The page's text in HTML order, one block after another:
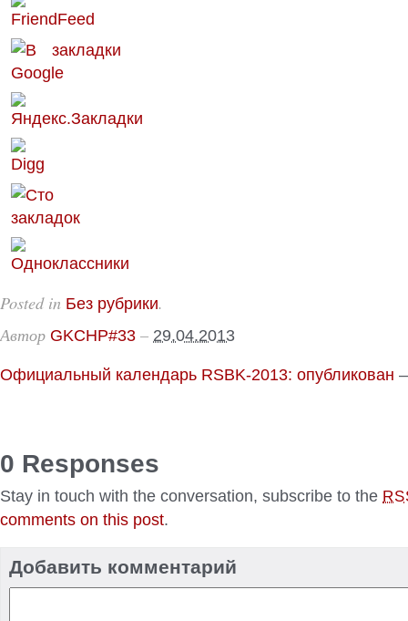
Posted in Без рубрики.
Автор GKCHP#33 – 29.04.2013
Официальный календарь RSBK-2013: опубликован
0 Responses
Stay in touch with the conversation, subscribe to the
comments on this post.
Добавить комментарий